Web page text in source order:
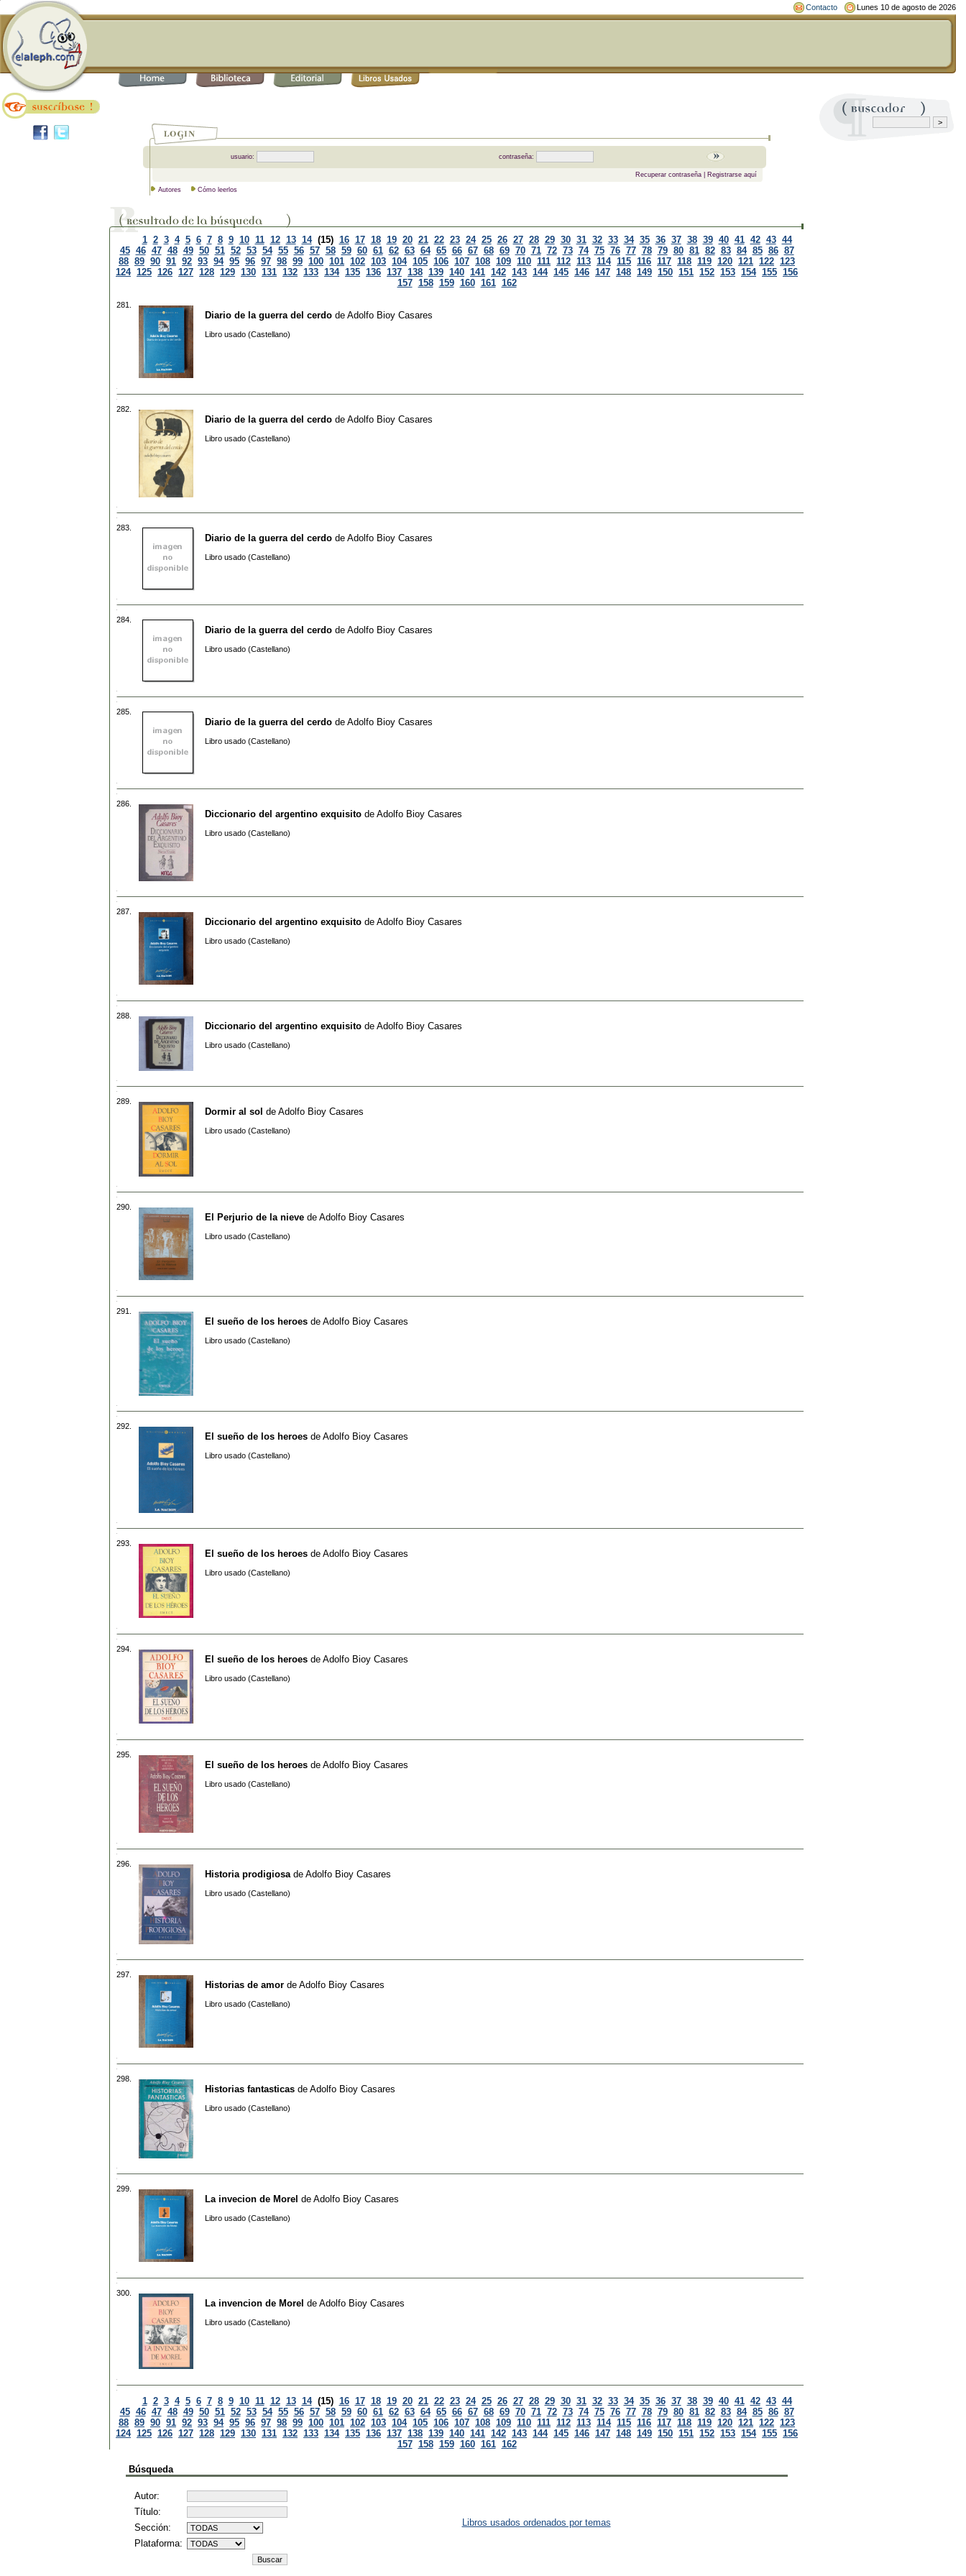
Contacto Lunes 10 de agosto de 2026
usuario: contraseña:
Recuperar contraseña| Registrarse aquí
Autores Cómo leerlos
1 2 3 4 5 6 7 8 9 10 11 12 13 14 (15) 16 17 18 19 20 21 22 23 24 25 26 27 28 29 30 31 32 33 34 35 36 37 38 39 40 41 42 43 44
45 46 47 48 49 50 51 52 53 54 55 56 57 58 59 60 61 62 63 64 65 66 67 68 69 70 71 72 73 74 75 76 77 78 79 80 81 82 83 84 85 86 87
88 89 90 91 92 93 94 95 96 97 98 99 100 101 102 103 104 105 106 107 108 109 110 111 112 113 114 115 116 117 118 119 120 121 122 123
124 125 126 127 128 129 130 131 132 133 134 135 136 137 138 139 140 141 142 143 144 145 146 147 148 149 150 151 152 153 154 155 156
157 158 159 160 161 162
281.
Diario de la guerra del cerdo de Adolfo Bioy Casares
Libro usado (Castellano)
282.
Diario de la guerra del cerdo de Adolfo Bioy Casares
Libro usado (Castellano)
283.
Diario de la guerra del cerdo de Adolfo Bioy Casares
Libro usado (Castellano)
284.
Diario de la guerra del cerdo de Adolfo Bioy Casares
Libro usado (Castellano)
285.
Diario de la guerra del cerdo de Adolfo Bioy Casares
Libro usado (Castellano)
286.
Diccionario del argentino exquisito de Adolfo Bioy Casares
Libro usado (Castellano)
287.
Diccionario del argentino exquisito de Adolfo Bioy Casares
Libro usado (Castellano)
288.
Diccionario del argentino exquisito de Adolfo Bioy Casares
Libro usado (Castellano)
289.
Dormir al sol de Adolfo Bioy Casares
Libro usado (Castellano)
290.
El Perjurio de la nieve de Adolfo Bioy Casares
Libro usado (Castellano)
291.
El sueño de los heroes de Adolfo Bioy Casares
Libro usado (Castellano)
292.
El sueño de los heroes de Adolfo Bioy Casares
Libro usado (Castellano)
293.
El sueño de los heroes de Adolfo Bioy Casares
Libro usado (Castellano)
294.
El sueño de los heroes de Adolfo Bioy Casares
Libro usado (Castellano)
295.
El sueño de los heroes de Adolfo Bioy Casares
Libro usado (Castellano)
296.
Historia prodigiosa de Adolfo Bioy Casares
Libro usado (Castellano)
297.
Historias de amor de Adolfo Bioy Casares
Libro usado (Castellano)
298.
Historias fantasticas de Adolfo Bioy Casares
Libro usado (Castellano)
299.
La invecion de Morel de Adolfo Bioy Casares
Libro usado (Castellano)
300.
La invencion de Morel de Adolfo Bioy Casares
Libro usado (Castellano)
1 2 3 4 5 6 7 8 9 10 11 12 13 14 (15) 16 17 18 19 20 21 22 23 24 25 26 27 28 29 30 31 32 33 34 35 36 37 38 39 40 41 42 43 44
45 46 47 48 49 50 51 52 53 54 55 56 57 58 59 60 61 62 63 64 65 66 67 68 69 70 71 72 73 74 75 76 77 78 79 80 81 82 83 84 85 86 87
88 89 90 91 92 93 94 95 96 97 98 99 100 101 102 103 104 105 106 107 108 109 110 111 112 113 114 115 116 117 118 119 120 121 122 123
124 125 126 127 128 129 130 131 132 133 134 135 136 137 138 139 140 141 142 143 144 145 146 147 148 149 150 151 152 153 154 155 156
157 158 159 160 161 162
Búsqueda
Autor:
Título:
Sección:
Plataforma:
Libros usados ordenados por temas